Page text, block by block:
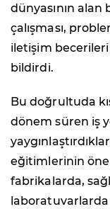
dünyasının alan
çalışması,
iletişim
bildirdi.
Bu doğrultuda
dönem süren iş
eğitimlerinin
fabrikalarda,
laboratuvarlarda